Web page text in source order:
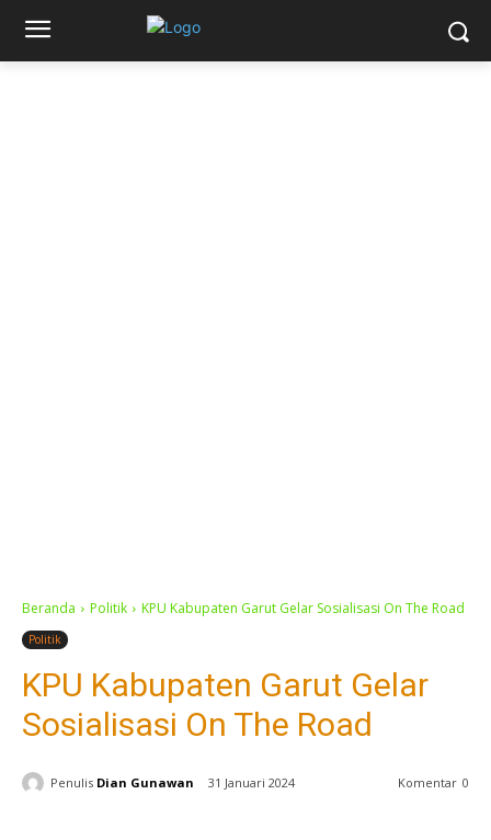
Beranda Politik KPU Kabupaten Garut Gelar Sosialisasi On The Road
Politik
KPU Kabupaten Garut Gelar
Sosialisasi On The Road
Penulis Dian Gunawan 31 Januari 2024 Komentar 0